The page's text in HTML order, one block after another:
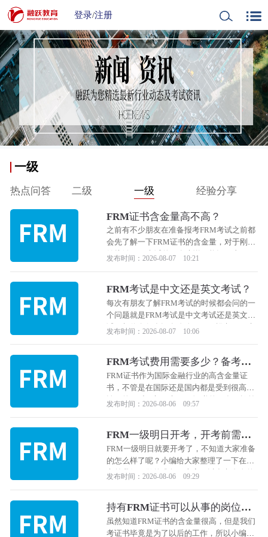
登录/注册
一级
热点问答 二级 一级 经验分享
FRM证书含金量高不高？
之前有不少朋友在准备报考FRM考试之前都
会先了解一下FRM证书的含金量，对于刚开
始接触FRM考试的朋友来说可能还不太了
发布时间：2026-08-07 10:21
FRM考试是中文还是英文考试？
每次有朋友了解FRM考试的时候都会问的一
个问题就是FRM考试是中文考试还是英文考
试，相信有很多还在犹豫要不要报考FRM考
和英文考试。
发布时间：2026-08-07 10:06
FRM考试费用需要多少？备考
FRM考试需要多长时间？
FRM证书作为国际金融行业的高含金量证
书，不管是在国际还是国内都是受到很高的
认可的，对于想要考FRM证书的朋友，提前
家把这些信息整理了一下， 下面跟着小编一
起来看看吧！
发布时间：2026-08-06 09:57
FRM一级明日开考，开考前需要
做哪些准备？
FRM一级明日就要开考了，不知道大家准备
的怎么样了呢？小编给大家整理了一下在开
考前我们要做的准备，大家可以参考自身的
发布时间：2026-08-06 09:29
持有FRM证书可以从事的岗位有
哪些？
虽然知道FRM证书的含金量很高，但是我们
考证书毕竟是为了以后的工作，所以小编给